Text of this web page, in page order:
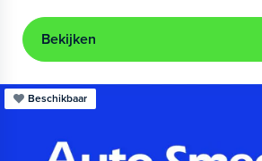
Bekijken
Beschikbaar